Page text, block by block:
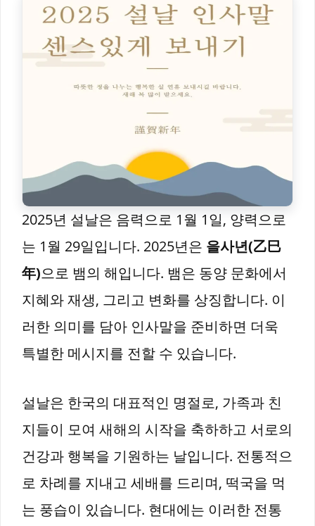
2025년 설날은 음력으로 1월 1일, 양력으로
는 1월 29일입니다. 2025년은 을사년(乙巳
年)으로 뱀의 해입니다. 뱀은 동양 문화에서
지혜와 재생, 그리고 변화를 상징합니다. 이
러한 의미를 담아 인사말을 준비하면 더욱
특별한 메시지를 전할 수 있습니다.
설날은 한국의 대표적인 명절로, 가족과 친
지들이 모여 새해의 시작을 축하하고 서로의
건강과 행복을 기원하는 날입니다. 전통적으
로 차례를 지내고 세배를 드리며, 떡국을 먹
는 풍습이 있습니다. 현대에는 이러한 전통